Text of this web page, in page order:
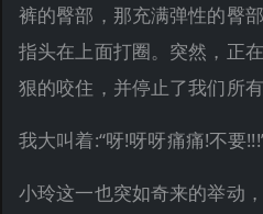
裤的臀部，那充满弹性的臀
指头在上面打圈。突然，正
狠的咬住，并停止了我们所
我大叫着:“呀!呀呀痛痛!不要
小玲这一也突如奇来的举动